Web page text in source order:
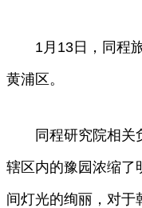
1月13日，同程旅
黄浦区。
同程研究院相关负
辖区内的豫园浓缩了
间灯光的绚丽，对于